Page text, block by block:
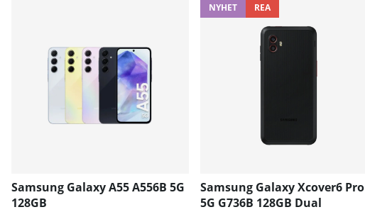
Samsung Galaxy A55 A556B 5G
128GB
NYHET REA
Samsung Galaxy Xcover6 Pro
5G G736B 128GB Dual